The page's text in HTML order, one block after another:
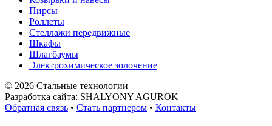
Пирсы
Роллеты
Стеллажи передвижные
Шкафы
Шлагбаумы
Электрохимическое золочение
© 2026 Стальные технологии
Разработка сайта: SHALYONY AGUROK
Обратная связь • Стать партнером • Контакты